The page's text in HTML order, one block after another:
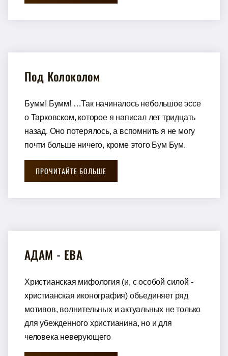
Под Колоколом
Бумм! Бумм! …Так начиналось небольшое эссе
о Тарковском, которое я написал лет тридцать
назад. Оно потерялось, а вспомнить я не могу
почти больше ничего, кроме этого Бум Бум.
ПРОЧИТАЙТЕ БОЛЬШЕ
АДАМ - ЕВА
Христианская мифология (и, с особой силой -
христианская иконография) объединяет ряд
мотивов, волнительных и актуальных не только
для убежденного христианина, но и для
человека неверующего